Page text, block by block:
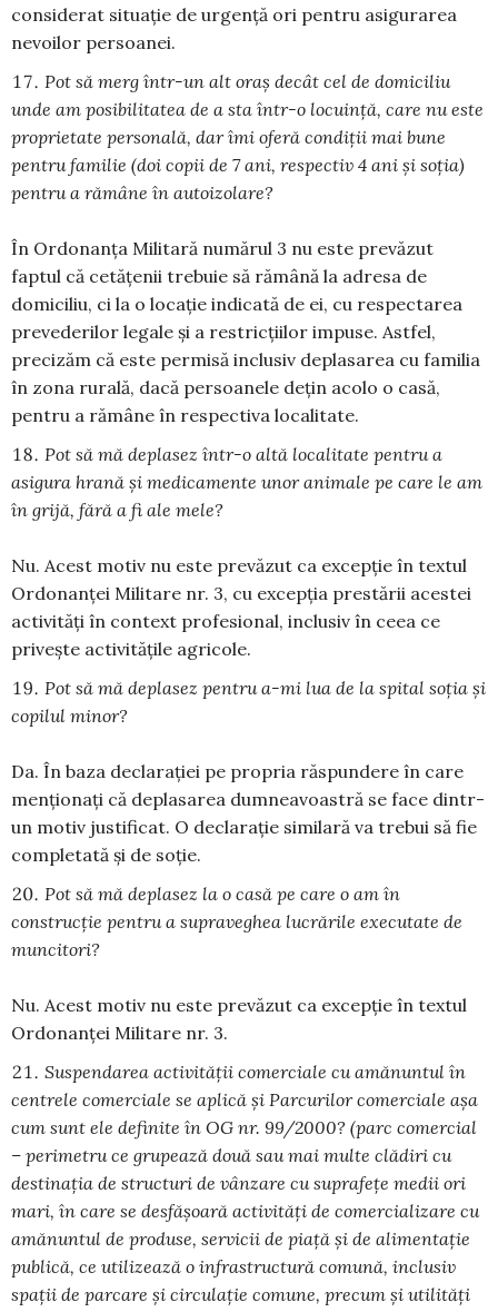
considerat situație de urgență ori pentru asigurarea
nevoilor persoanei.
Pot să merg într-un alt oraș decât cel de domiciliu
unde am posibilitatea de a sta într-o locuință, care nu este
proprietate personală, dar îmi oferă condiții mai bune
pentru familie (doi copii de 7 ani, respectiv 4 ani și soția)
pentru a rămâne în autoizolare?
În Ordonanța Militară numărul 3 nu este prevăzut
faptul că cetățenii trebuie să rămână la adresa de
domiciliu, ci la o locație indicată de ei, cu respectarea
prevederilor legale și a restricțiilor impuse. Astfel,
precizăm că este permisă inclusiv deplasarea cu familia
în zona rurală, dacă persoanele dețin acolo o casă,
pentru a rămâne în respectiva localitate.
Pot să mă deplasez într-o altă localitate pentru a
asigura hrană și medicamente unor animale pe care le am
în grijă, fără a fi ale mele?
Nu. Acest motiv nu este prevăzut ca excepție în textul
Ordonanței Militare nr. 3, cu excepția prestării acestei
activități în context profesional, inclusiv în ceea ce
privește activitățile agricole.
Pot să mă deplasez pentru a-mi lua de la spital soția și
copilul minor?
Da. În baza declarației pe propria răspundere în care
menționați că deplasarea dumneavoastră se face dintr-
un motiv justificat. O declarație similară va trebui să fie
completată și de soție.
Pot să mă deplasez la o casă pe care o am în
construcție pentru a supraveghea lucrările executate de
muncitori?
Nu. Acest motiv nu este prevăzut ca excepție în textul
Ordonanței Militare nr. 3.
Suspendarea activității comerciale cu amănuntul în
centrele comerciale se aplică și Parcurilor comerciale așa
cum sunt ele definite în OG nr. 99/2000? (parc comercial
– perimetru ce grupează două sau mai multe clădiri cu
destinaţia de structuri de vânzare cu suprafeţe medii ori
mari, în care se desfăşoară activităţi de comercializare cu
amănuntul de produse, servicii de piaţă şi de alimentaţie
publică, ce utilizează o infrastructură comună, inclusiv
spaţii de parcare şi circulaţie comune, precum şi utilităţi